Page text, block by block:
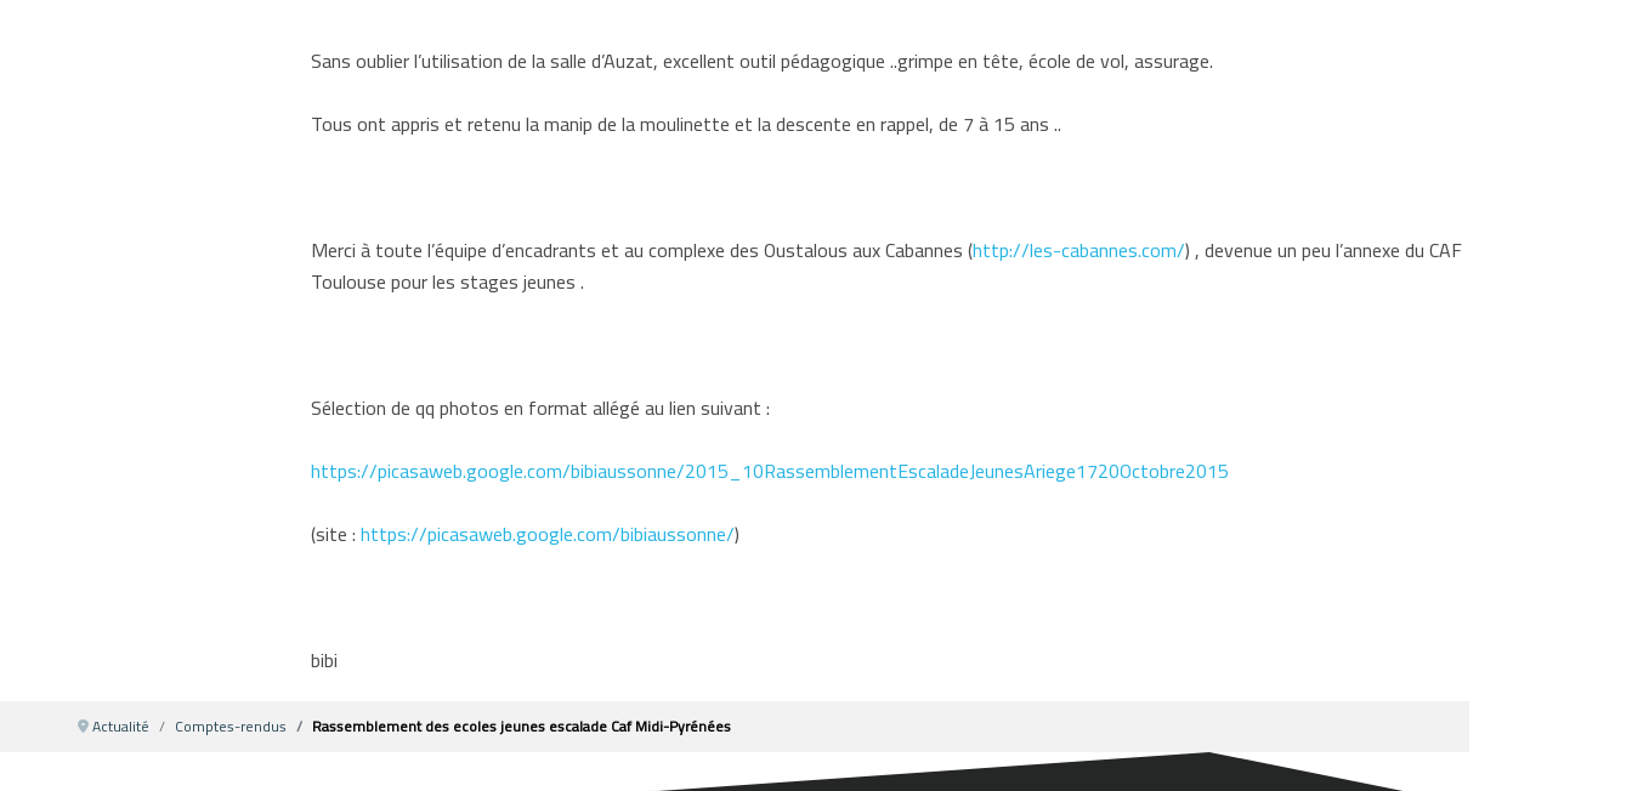
Sans oublier l’utilisation de la salle d’Auzat, excellent outil pédagogique ..grimpe en tête, école de vol, assurage.
Tous ont appris et retenu la manip de la moulinette et la descente en rappel, de 7 à 15 ans ..
Merci à toute l’équipe d’encadrants et au complexe des Oustalous aux Cabannes (http://les-cabannes.com/) , devenue un peu l’annexe du CAF
Toulouse pour les stages jeunes .
Sélection de qq photos en format allégé au lien suivant :
https://picasaweb.google.com/bibiaussonne/2015_10RassemblementEscaladeJeunesAriege1720Octobre2015
(site :https://picasaweb.google.com/bibiaussonne/)
bibi
Actualité Comptes-rendus Rassemblement des ecoles jeunes escalade Caf Midi-Pyrénées